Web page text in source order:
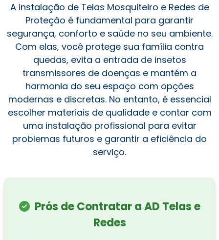
A instalação de Telas Mosquiteiro e Redes de
Proteção é fundamental para garantir
segurança, conforto e saúde no seu ambiente.
Com elas, você protege sua família contra
quedas, evita a entrada de insetos
transmissores de doenças e mantém a
harmonia do seu espaço com opções
modernas e discretas. No entanto, é essencial
escolher materiais de qualidade e contar com
uma instalação profissional para evitar
problemas futuros e garantir a eficiência do
serviço.
Prós de Contratar a AD Telas e
Redes